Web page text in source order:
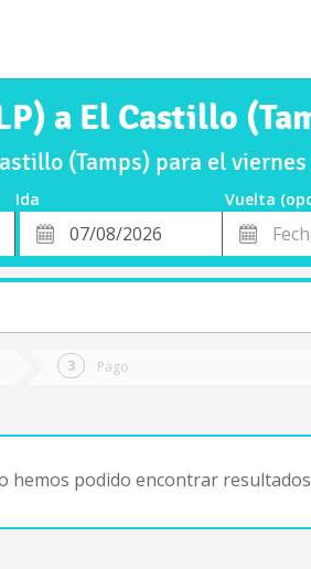
a El Castillo
(Tamps) para el
Ida
Vuelta
Fecha
de
Fecha
de
Vuelta
Pago
hemos podido encontrar